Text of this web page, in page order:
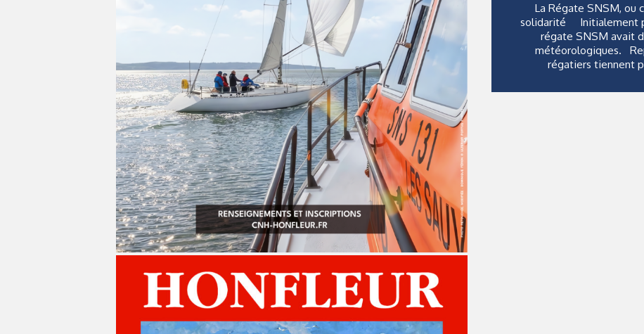
La Régate SNSM,
solidarité Initialement
régate SNSM avait
météorologiques.
régatiers tiennent